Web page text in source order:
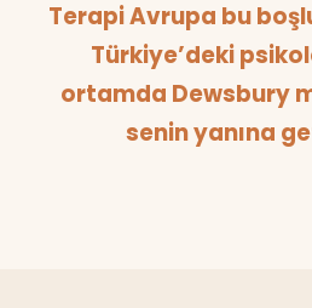
Terapi Avrupa bu
Türkiye’deki
ortamda Dewsbury
senin yanına